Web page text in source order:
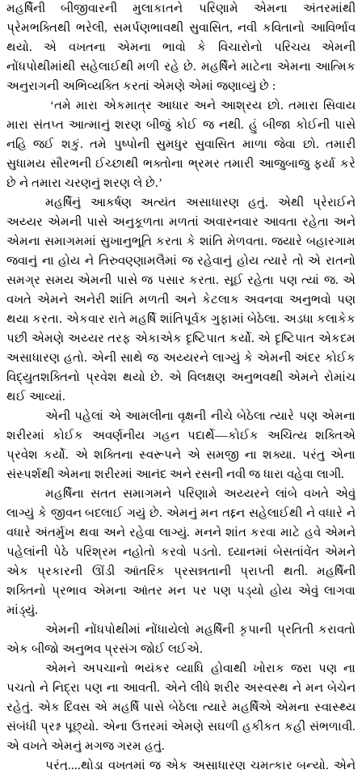
મહર્ષિની બીજીવારની મુલાકાતને પરિણામે એમના અંતરમાંથી
પ્રેમભક્તિથી ભરેલી, સમર્પણભાવથી સુવાસિત,નવી કવિતાનો આવિર્ભાવ
થયો. એ વખતના એમના ભાવો કે વિચારોનો પરિચય એમની
નોંધપોથીમાંથી સહેલાઈથી મળી રહે છે. મહર્ષિને માટેના એમના આત્મિક
અનુરાગની અભિવ્યક્તિ કરતાં એમણે એમાં જણાવ્યું છે :
‘તમે મારા એકમાત્ર આધાર અને આશ્રય છો. તમારા સિવાય
મારા સંતપ્ત આત્માનું શરણ બીજું કોઈ જ નથી. હું બીજા કોઈની પાસે
નહિ જઈ શકું. તમે પુષ્પોની સુમધુર સુવાસિત માળા જેવા છો. તમારી
સુધામય સૌરભની ઈચ્છાથી ભક્તોના ભ્રમર તમારી આજુબાજુ ફર્યા કરે
છે ને તમારા ચરણનું શરણ લે છે.’
મહર્ષિનું આકર્ષણ અત્યંત અસાધારણ હતું. એથી પ્રેરાઈને
અય્યર એમની પાસે અનુકૂળતા મળતાં અવારનવાર આવતા રહેતા અને
એમના સમાગમમાં સુખાનુભૂતિ કરતા કે શાંતિ મેળવતા. જ્યારે બહારગામ
જવાનું ના હોય ને તિરુવણ્ણામલૈમાં જ રહેવાનું હોય ત્યારે તો એ રાતનો
સમગ્ર સમય એમની પાસે જ પસાર કરતા. સૂઈ રહેતા પણ ત્યાં જ. એ
વખતે એમને અનેરી શાંતિ મળતી અને કેટલાક અવનવા અનુભવો પણ
થયા કરતા. એકવાર રાતે મહર્ષિ શાંતિપૂર્વક ગુફામાં બેઠેલા. અડધા કલાકેક
પછી એમણે અય્યર તરફ એકાએક દૃષ્ટિપાત કર્યો. એ દૃષ્ટિપાત એકદમ
અસાધારણ હતો. એની સાથે જ અય્યરને લાગ્યું કે એમની અંદર કોઈક
વિદ્યુતશક્તિનો પ્રવેશ થયો છે. એ વિલક્ષણ અનુભવથી એમને રોમાંચ
થઈ આવ્યાં.
એની પહેલાં એ આમલીના વૃક્ષની નીચે બેઠેલા ત્યારે પણ એમના
શરીરમાં કોઈક અવર્ણનીય ગહન પદાર્થે––કોઈક અચિંત્ય શક્તિએ
પ્રવેશ કર્યો. એ શક્તિના સ્વરૂપને એ સમજી ના શક્યા. પરંતુ એના
સંસ્પર્શથી એમના શરીરમાં આનંદ અને રસની નવી જ ધારા વહેવા લાગી.
મહર્ષિના સતત સમાગમને પરિણામે અય્યરને લાંબે વખતે એવું
લાગ્યું કે જીવન બદલાઈ ગયું છે. એમનું મન તદ્દન સહેલાઈથી ને વધારે ને
વધારે અંતર્મુખ થવા અને રહેવા લાગ્યું. મનને શાંત કરવા માટે હવે એમને
પહેલાંની પેઠે પરિશ્રમ નહોતો કરવો પડતો. ધ્યાનમાં બેસતાંવેંત એમને
એક પ્રકારની ઊંડી આંતરિક પ્રસન્નતાની પ્રાપ્તી થતી. મહર્ષિની
શક્તિનો પ્રભાવ એમના આંતર મન પર પણ પડ્યો હોય એવું લાગવા
માંડ્યું.
એમની નોંધપોથીમાં નોંધાયેલો મહર્ષિની કૃપાની પ્રતિતી કરાવતો
એક બીજો અનુભવ પ્રસંગ જોઈ લઈએ.
એમને અપચાનો ભયંકર વ્યાધિ હોવાથી ખોરાક જરા પણ ના
પચતો ને નિદ્રા પણ ના આવતી. એને લીધે શરીર અસ્વસ્થ ને મન બેચેન
રહેતું. એક દિવસ એ મહર્ષિ પાસે બેઠેલા ત્યારે મહર્ષિએ એમના સ્વાસ્થ્ય
સંબંધી પ્રશ્ન પૂછ્યો. એના ઉત્તરમાં એમણે સઘળી હકીકત કહી સંભળાવી.
એ વખતે એમનું મગજ ગરમ હતું.
પરંતુ....થોડા વખતમાં જ એક અસાધારણ ચમત્કાર બન્યો. એને